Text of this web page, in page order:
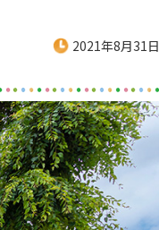
2021年8月31日